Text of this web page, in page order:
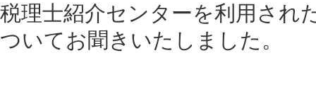
税理士紹介センターを利用され
ついてお聞きいたしました。